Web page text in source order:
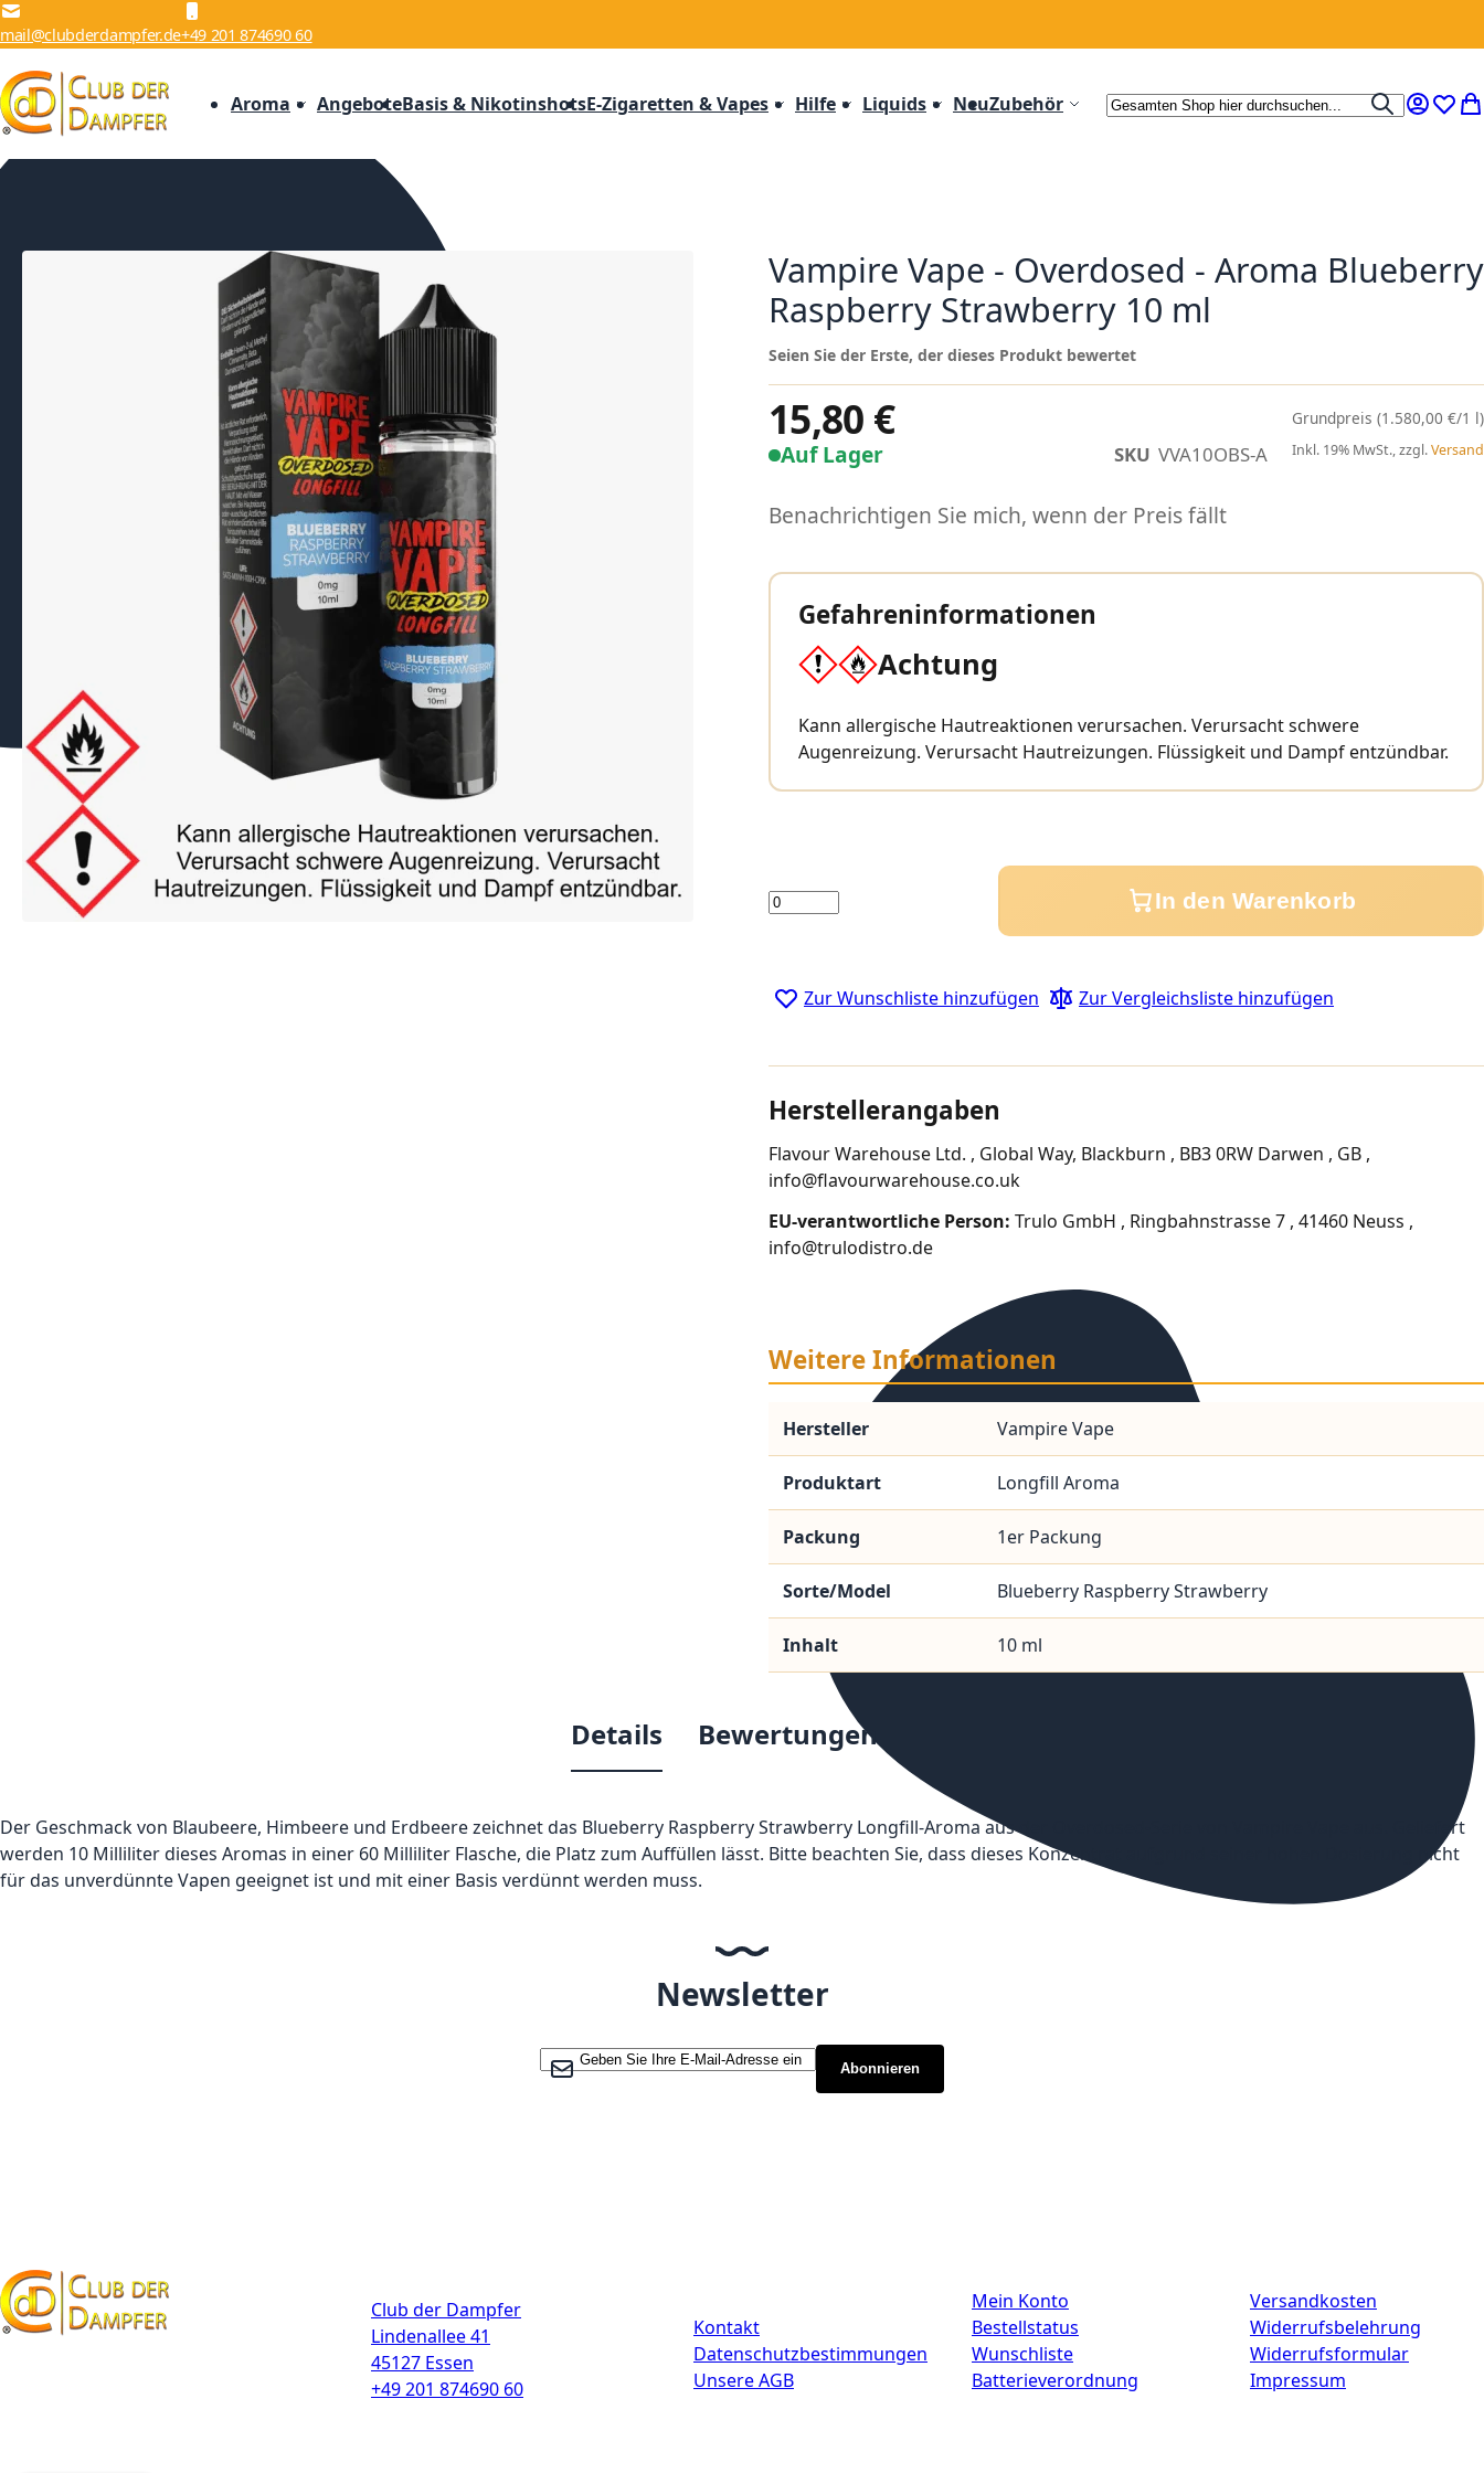
Zum Inhalt springen
mail@clubderdampfer.de+49 201 874690 60
Aroma AngeboteBasis & NikotinshotsE-Zigaretten & Vapes Hilfe Liquids NeuZubehör Suche
Suche
Mein
Vampire Vape - Overdosed - Aroma Blueberry
Raspberry Strawberry 10 ml
Auf Lager SKU VVA10OBS-A
Seien Sie der Erste, der dieses Produkt bewertet
15,80 € (1.580,00 €/1 l)
Inkl. 19% MwSt., zzgl.Versand
Benachrichtigen Sie mich, wenn der Preis fällt
Gefahreninformationen
Achtung
Kann allergische Hautreaktionen verursachen. Verursacht schwere
Augenreizung. Verursacht Hautreizungen. Flüssigkeit und Dampf entzündbar.
Menge In den Warenkorb
Zur Wunschliste hinzufügen Zur Vergleichsliste hinzufügen
Herstellerangaben
Flavour Warehouse Ltd. , Global Way, Blackburn , BB3 0RW Darwen , GB ,
info@flavourwarehouse.co.uk
EU-verantwortliche Person: Trulo GmbH , Ringbahnstrasse 7 , 41460 Neuss ,
info@trulodistro.de
Weitere Informationen
Hersteller Vampire Vape
Produktart Longfill Aroma
Packung 1er Packung
Sorte/Model Blueberry Raspberry Strawberry
Inhalt 10 ml
Details
Der Geschmack von Blaubeere, Himbeere und Erdbeere zeichnet das Blueberry Raspberry Strawberry Longfill-Aroma aus der Overdosed-Serie von Vampire Vape aus. Geliefert
werden 10 Milliliter dieses Aromas in einer 60 Milliliter Flasche, die Platz zum Auffüllen lässt. Bitte beachten Sie, dass dieses Konzentrat aufgrund seiner hohen Dosierung nicht
für das unverdünnte Vapen geeignet ist und mit einer Basis verdünnt werden muss.
Bewertungen
Newsletter
Melden Sie sich für unseren Newsletter an:
Abonnieren
Club der Dampfer
Lindenallee 41
45127 Essen
+49 201 874690 60
Kontakt
Datenschutzbestimmungen
Unsere AGB
Mein Konto
Bestellstatus
Wunschliste
Batterieverordnung
Versandkosten
Widerrufsbelehrung
Widerrufsformular
Impressum